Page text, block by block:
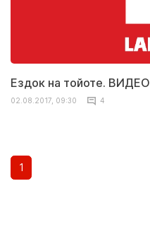
Ездок на тойоте. ВИДЕО
02.08.2017, 09:30 4
1